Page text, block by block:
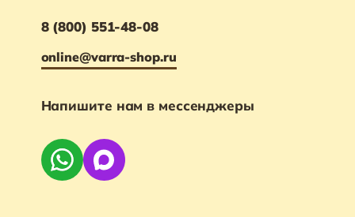
8 (800) 551-48-08
online@varra-shop.ru
Напишите нам в мессенджеры